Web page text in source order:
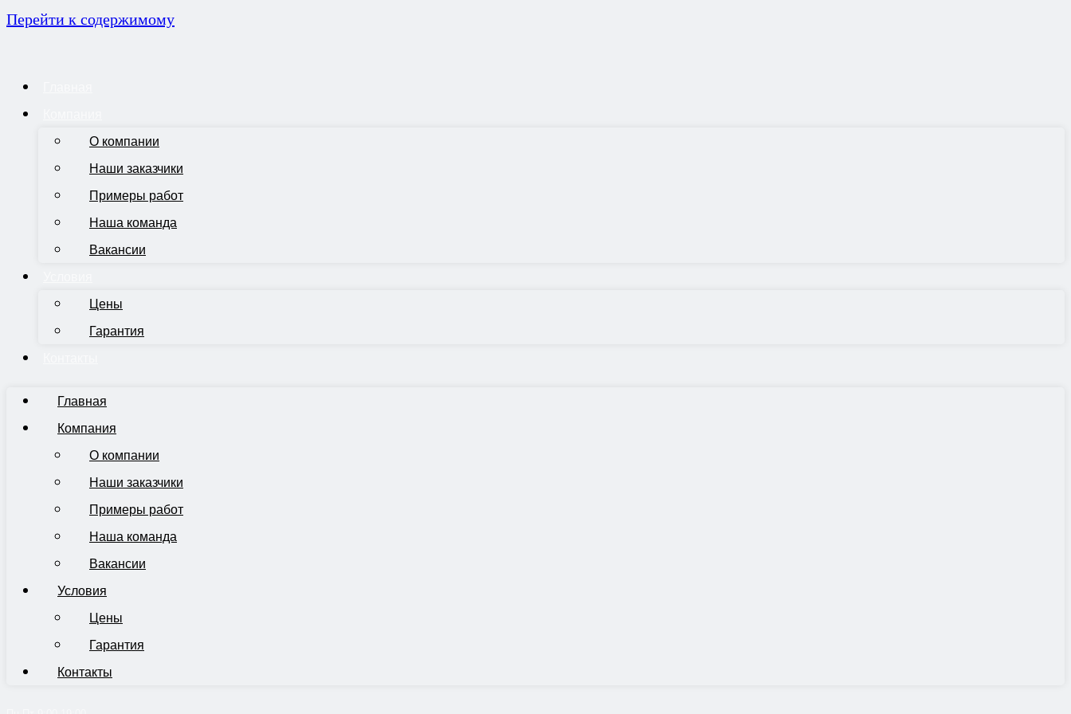
Перейти к содержимому
О компании
Наши заказчики
Примеры работ
Наша команда
Вакансии
Цены
Гарантия
Главная
Компания
О компании
Наши заказчики
Примеры работ
Наша команда
Вакансии
Условия
Цены
Гарантия
Контакты